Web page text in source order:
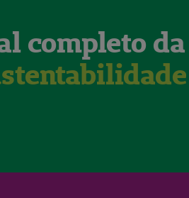
completo da